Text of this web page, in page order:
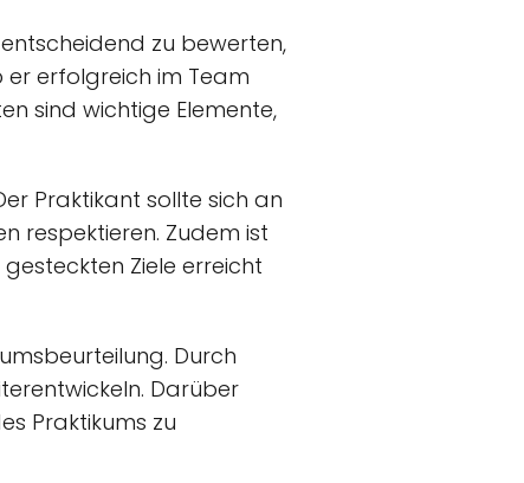
entscheidend zu bewerten,
erfolgreich im Team
sind wichtige Elemente,
Praktikant sollte sich an
respektieren. Zudem ist
Ziele erreicht
Durch
Darüber
Praktikums zu